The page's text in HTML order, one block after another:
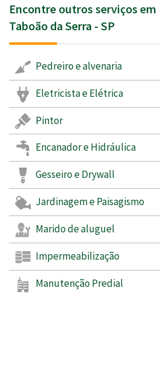
Encontre outros serviços em
Taboão da Serra - SP
Pedreiro e alvenaria
Eletricista e Elétrica
Pintor
Encanador e Hidráulica
Gesseiro e Drywall
Jardinagem e Paisagismo
Marido de aluguel
Impermeabilização
Manutenção Predial